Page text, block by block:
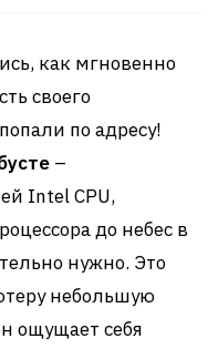
как мгновенно
своего
по адресу!
–
Intel CPU,
до небес в
нужно. Это
небольшую
ощущает себя